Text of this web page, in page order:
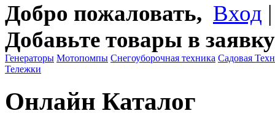
Добро пожаловать, Вход
Добавьте товары в заявку
Генераторы Мотопомпы Снегоуборочная техника Садовая
Тележки
Онлайн Каталог